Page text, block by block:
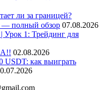
ли за границей?
— полный обзор 07.08.2026
Урок 1: Трейдинг для
02.08.2026
USDT: как выиграть